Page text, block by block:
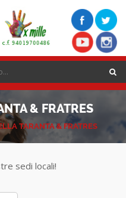
& FRATRES
TARANTA & FRATRES
sedi locali!